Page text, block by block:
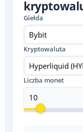
Giełda
Bybit
Kryptowaluta
Hyperliquid
Liczba monet